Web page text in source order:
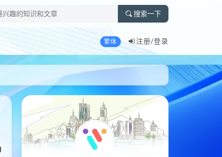
搜索一下
繁体 注册/登录